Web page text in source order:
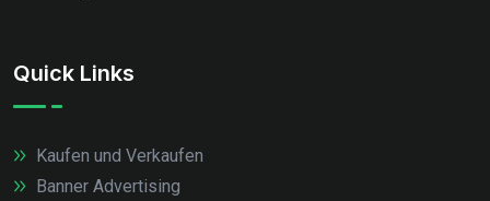
Quick Links
Kaufen und Verkaufen
Banner Advertising